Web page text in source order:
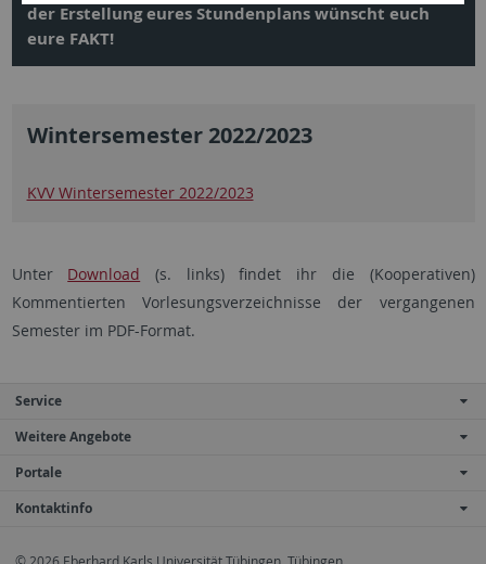
der Erstellung eures Stundenplans wünscht euch
eure FAKT!
Wintersemester 2022/2023
KVV Wintersemester 2022/2023
Unter Download (s. links) findet ihr die (Kooperativen)
Kommentierten Vorlesungsverzeichnisse der vergangenen
Semester im PDF-Format.
Service
Weitere Angebote
Portale
Kontaktinfo